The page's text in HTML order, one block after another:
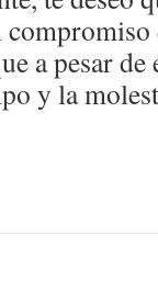
a pesar
y la